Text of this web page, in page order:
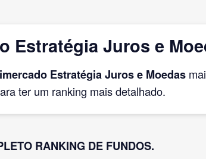
Estratégia Juros e
Estratégia Juros e Moedas
ter um ranking mais detalhado.
RANKING DE FUNDOS.